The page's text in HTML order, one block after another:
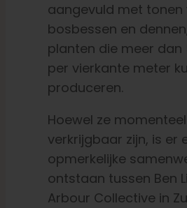
aangevuld met tonen
bosbessen en
planten die meer dan
per vierkante meter
produceren.
Hoewel ze
verkrijgbaar zijn, is er
opmerkelijke
ontstaan tussen Ben
Arbour Collective in